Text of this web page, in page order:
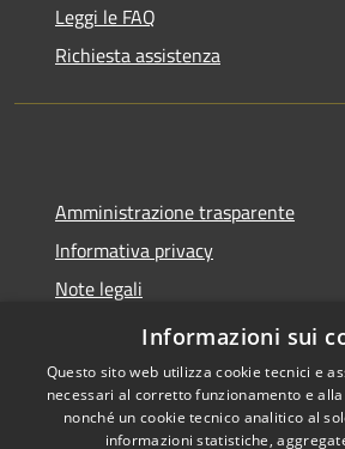
Leggi le FAQ
Richiesta assistenza
Amministrazione trasparente
Informativa privacy
Note legali
Dichiarazione di accessibilità
Informazioni sui
Questo sito web utilizza cookie tecnici e
necessari al corretto funzionamento e
nonché un cookie tecnico analitico al
informazioni statistiche,